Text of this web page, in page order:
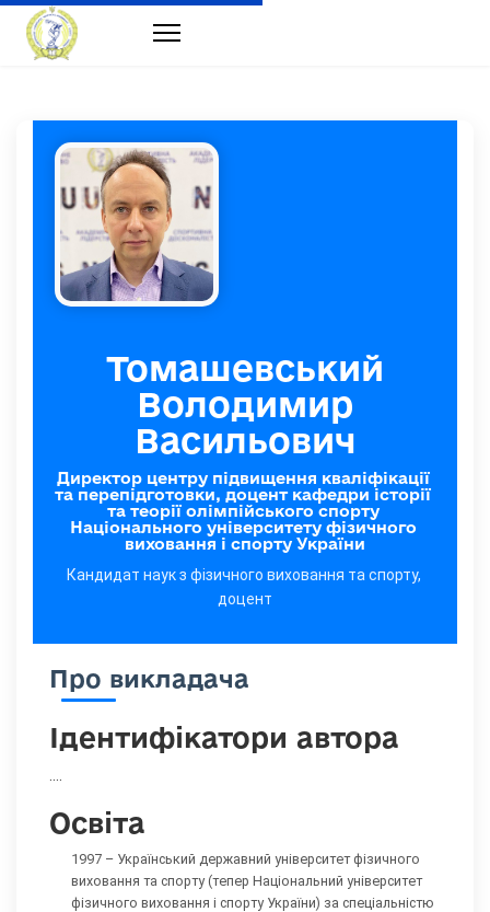
Томашевський
Володимир
Васильович
Директор центру підвищення кваліфікації
та перепідготовки, доцент кафедри історії
та теорії олімпійського спорту
Національного університету фізичного
виховання і спорту України
Кандидат наук з фізичного виховання та спорту,
доцент
Про викладача
Ідентифікатори автора
Освіта
1997 – Український державний університет фізичного
виховання та спорту (тепер Національний університет
фізичного виховання і спорту України) за спеціальністю